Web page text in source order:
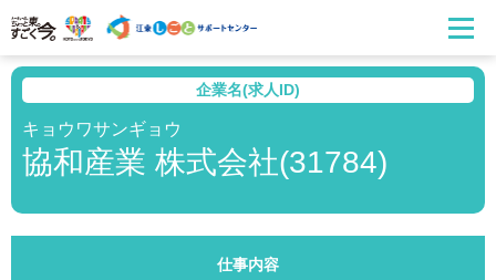
企業名(求人ID)
キョウワサンギョウ
協和産業 株式会社(31784)
仕事内容